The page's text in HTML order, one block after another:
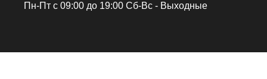
Пн-Пт с 09:00 до 19:00 Сб-Вс - Выходные